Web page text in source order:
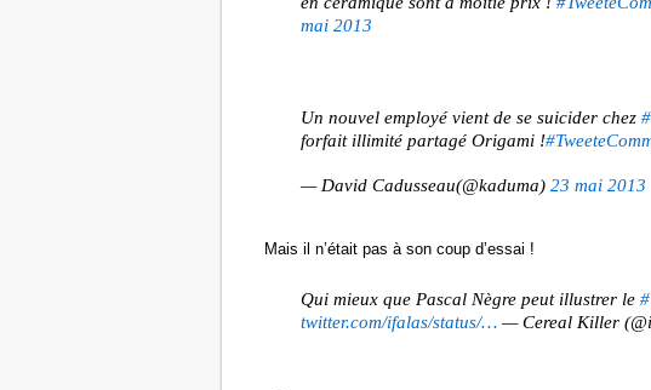
mai 2013
Un nouvel employé vient de se suicider chez
forfait illimité partagé Origami !
— David Cadusseau(@kaduma) 23 mai 2013
Mais il n’était pas à son coup d’essai !
Qui mieux que Pascal Nègre peut illustrer le
twitter.com/ifalas/status/… — Cereal Killer